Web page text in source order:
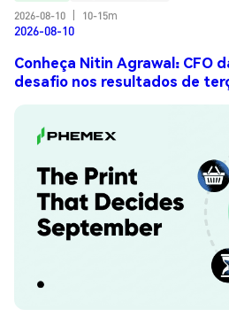
2026-08-10
10-15m
2026-08-10
Conheça Nitin Agrawal: CFO
desafio nos resultados de